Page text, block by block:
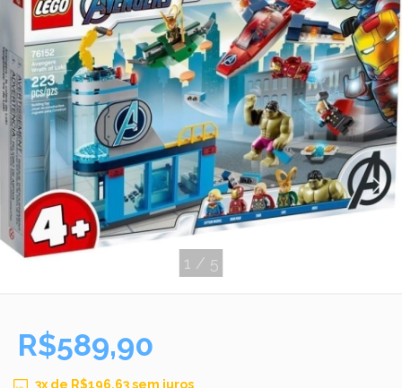
1 / 5
R$589,90
3x de R$196,63sem juros